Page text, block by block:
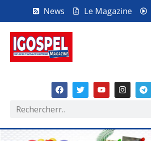
News Le Magazine